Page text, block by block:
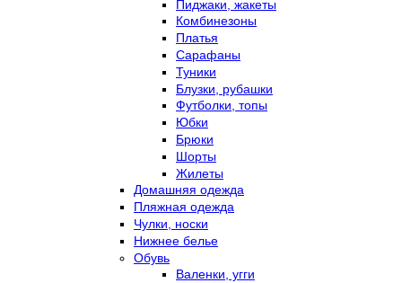
Пиджаки, жакеты
Комбинезоны
Платья
Сарафаны
Туники
Блузки, рубашки
Футболки, топы
Юбки
Брюки
Шорты
Жилеты
Домашняя одежда
Пляжная одежда
Чулки, носки
Нижнее белье
Обувь
Валенки, угги